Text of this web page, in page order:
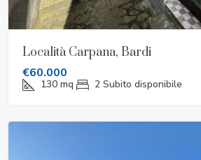
Località Carpana, Bardi
€60.000
130 mq 2 Subito disponibile